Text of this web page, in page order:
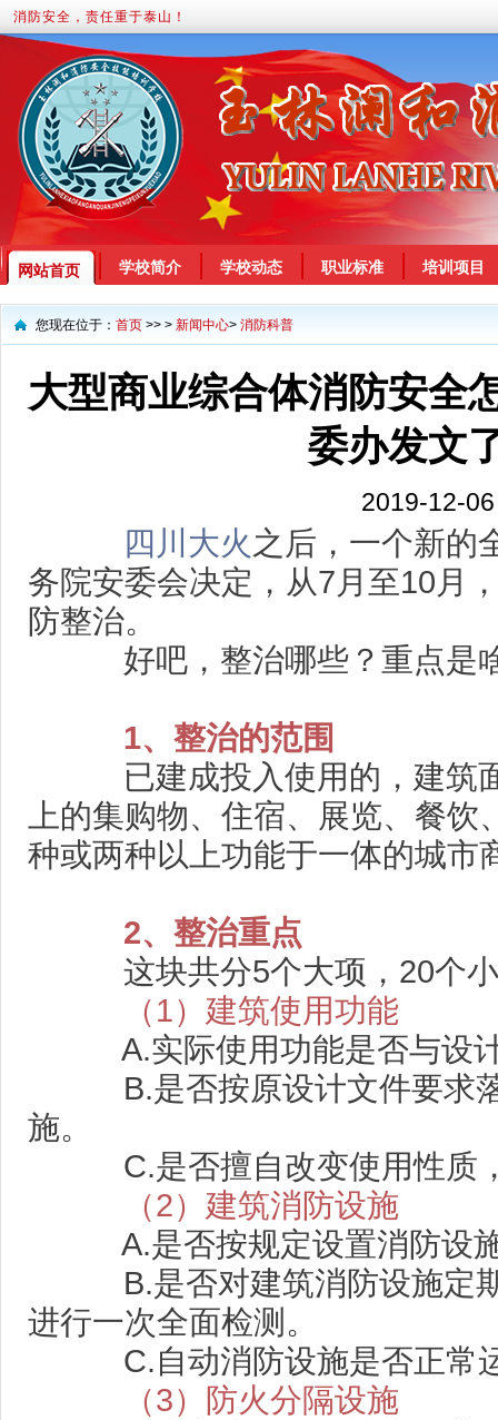
消防安全，责任重于泰山！
网站首页 学校简介 学校动态 职业标准 培训项目
您现在位于： 首页 >> > 新闻中心> 消防科普
大型商业综合体消防安全
委办发文
2019-12-06
四川大火 之后，一个新的
务院安委会决定，从7月至10月
防整治。
好吧，整治哪些？重点是
1、整治的范围
已建成投入使用的，建筑
上的集购物、住宿、展览、餐
种或两种以上功能于一体的城市
2、整治重点
这块共分5个大项，20个小
（1）建筑使用功能
A.实际使用功能是否与设
B.是否按原设计文件要求
施。
C.是否擅自改变使用性质
（2）建筑消防设施
A.是否按规定设置消防设
B.是否对建筑消防设施定
进行一次全面检测。
C.自动消防设施是否正常
（3）防火分隔设施